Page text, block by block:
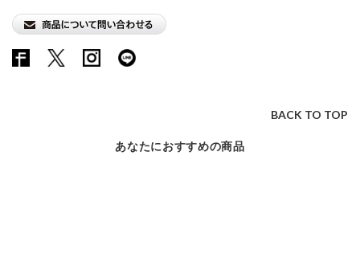
BACK TO TOP
あなたにおすすめの商品